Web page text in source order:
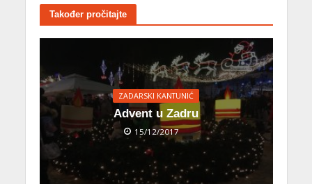
Također pročitajte
ZADARSKI KANTUNIĆ
Advent u Zadru
15/12/2017